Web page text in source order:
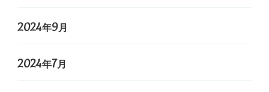
2024年9月
2024年7月